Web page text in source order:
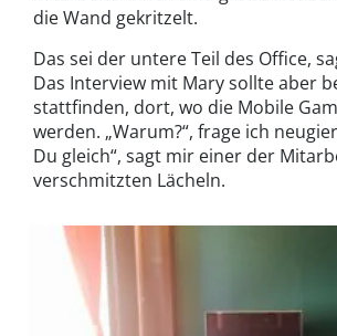
die Wand gekritzelt.
Das sei der untere Teil des Office,
Das Interview mit Mary sollte aber
stattfinden, dort, wo die Mobile
werden. „Warum?“, frage ich
Du gleich“, sagt mir einer der
verschmitzten Lächeln.